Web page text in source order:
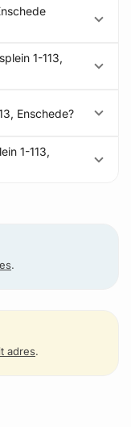
1-113,
Enschede?
1-113,
.
adres.